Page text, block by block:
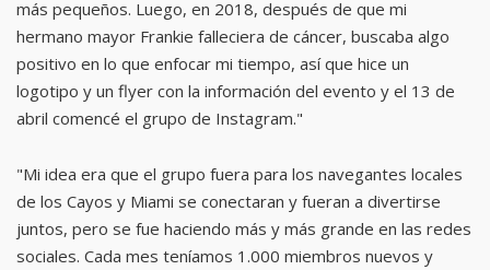
más pequeños. Luego, en 2018, después de que mi
hermano mayor Frankie falleciera de cáncer, buscaba algo
positivo en lo que enfocar mi tiempo, así que hice un
logotipo y un flyer con la información del evento y el 13 de
abril comencé el grupo de Instagram."
"Mi idea era que el grupo fuera para los navegantes locales
de los Cayos y Miami se conectaran y fueran a divertirse
juntos, pero se fue haciendo más y más grande en las redes
sociales. Cada mes teníamos 1.000 miembros nuevos y